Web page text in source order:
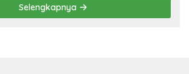
Selengkapnya